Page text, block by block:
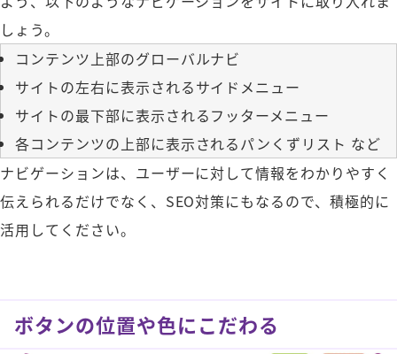
しょう。
コンテンツ上部のグローバルナビ
サイトの左右に表示されるサイドメニュー
サイトの最下部に表示されるフッターメニュー
各コンテンツの上部に表示されるパンくずリスト など
ナビゲーションは、ユーザーに対して情報をわかりやすく
伝えられるだけでなく、SEO対策にもなるので、積極的に
活用してください。
ボタンの位置や色にこだわる